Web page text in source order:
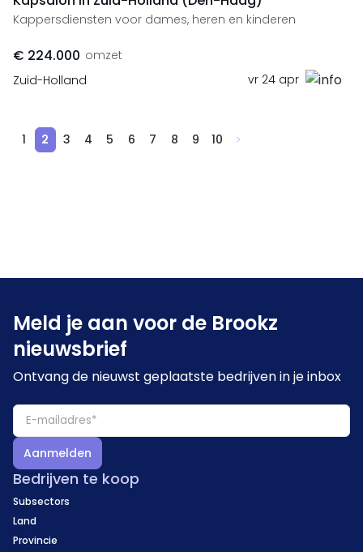
Kappersdiensten voor dames, heren en kinderen
€ 224.000 omzet
Zuid-Holland
vr 24 apr
1 2 3 4 5 6 7 8 9 10
Meld je aan voor de Brookz
nieuwsbrief
Ontvang de nieuwst geplaatste bedrijven in je inbox
Aanmelden
Bedrijven te koop
Subsectors
Land
Provincie